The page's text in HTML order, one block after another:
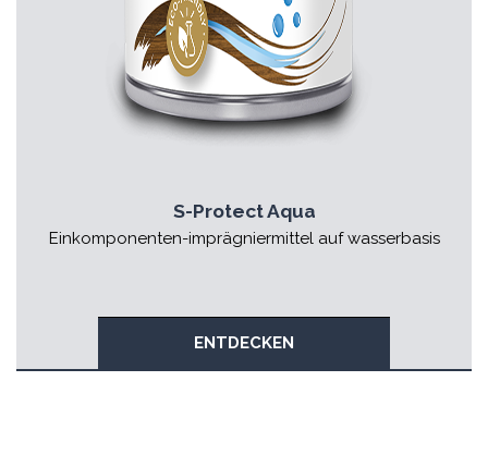
S-Protect Aqua
Einkomponenten-imprägniermittel auf wasserbasis
ENTDECKEN